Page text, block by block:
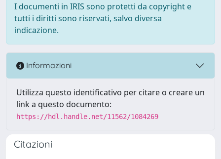
I documenti in IRIS sono protetti da copyright e
tutti i diritti sono riservati, salvo diversa
indicazione.
Informazioni
Utilizza questo identificativo per citare o creare un
link a questo documento:
https://hdl.handle.net/11562/1084269
Citazioni